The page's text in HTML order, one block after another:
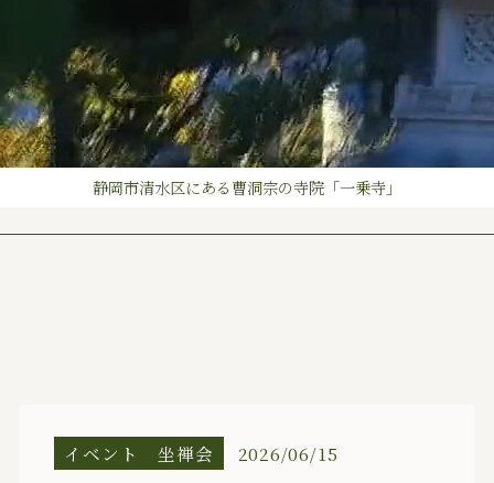
静岡市清水区にある曹洞宗の寺院「一乗寺」
イベント 坐禅会
2026/06/15